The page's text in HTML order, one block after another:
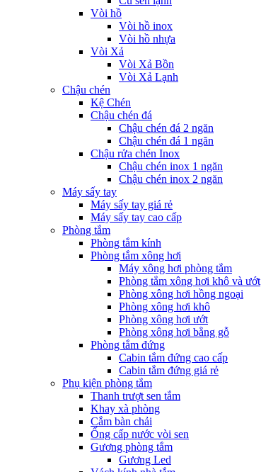
Vòi hồ
Vòi hồ inox
Vòi hồ nhựa
Vòi Xả
Vòi Xả Bồn
Vòi Xả Lạnh
Chậu chén
Kệ Chén
Chậu chén đá
Chậu chén đá 2 ngăn
Chậu chén đá 1 ngăn
Chậu rửa chén Inox
Chậu chén inox 1 ngăn
Chậu chén inox 2 ngăn
Máy sấy tay
Máy sấy tay giá rẻ
Máy sấy tay cao cấp
Phòng tắm
Phòng tắm kính
Phòng tắm xông hơi
Máy xông hơi phòng tắm
Phòng tắm xông hơi khô và ướt
Phòng xông hơi hồng ngoại
Phòng xông hơi khô
Phòng xông hơi ướt
Phòng xông hơi bằng gỗ
Phòng tắm đứng
Cabin tắm đứng cao cấp
Cabin tắm đứng giá rẻ
Phụ kiện phòng tắm
Thanh trượt sen tắm
Khay xà phòng
Cắm bàn chải
Ống cấp nước vòi sen
Gương phòng tắm
Gương Led